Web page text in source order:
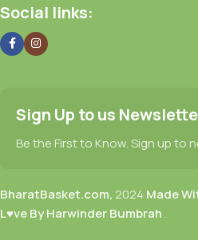
Social links:
Sign Up to us
Be the First to Know. Sign up to
BharatBasket.com, 2024 Made
L♥ve By Harwinder Bumbrah .